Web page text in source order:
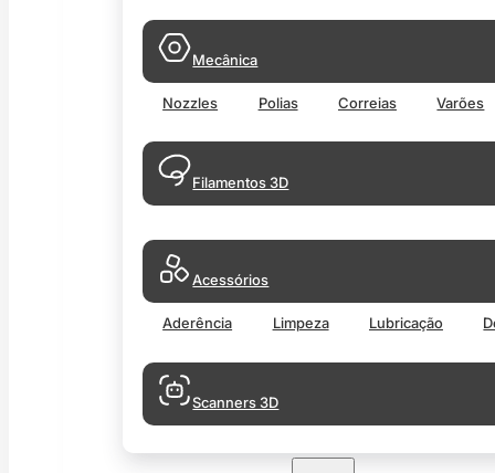
Mecânica
Nozzles Polias Correias Varões
Filamentos 3D
Acessórios
Aderência Limpeza Lubricação
Scanners 3D